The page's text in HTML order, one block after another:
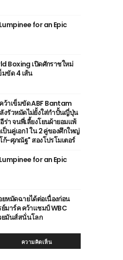
for an Epic
Boxing เปิดศักราชใหม่
ขัด 4 เส้น
าเข็มขัด ABF Bantam
งรัวหมัดไม่ยั้งใส่กำปั้นญี่ปุ่น
ร่า จนพี่เลี้ยงโยนผ้ายอมแพ้
ป็นคู่เอก 1 ใน 2 คู่ของศึกใหญ่
ก้-ศุภณัฐ" สองโปรโมเตอร์
for an Epic
หมัดฉายได้ต่อเนื่องก่อน
มาร์ค คว้าแชมป์ WBC
ยมันส์สนั่นโลก
ความคิดเห็น